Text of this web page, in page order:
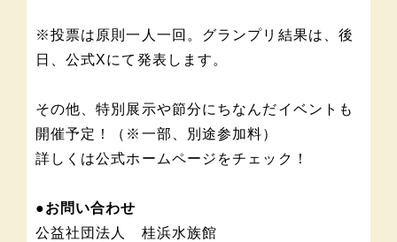
※投票は原則一人一回。グランプリ結果は、後
日、公式Xにて発表します。
その他、特別展示や節分にちなんだイベントも
開催予定！（※一部、別途参加料）
詳しくは公式ホームページをチェック！
●お問い合わせ
公益社団法人 桂浜水族館